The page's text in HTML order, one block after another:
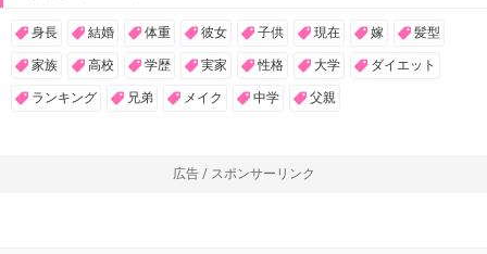
身長 結婚 体重 彼女 子供 現在 嫁 髪型
家族 高校 学歴 実家 性格 大学 ダイエット
ランキング 兄弟 メイク 中学 父親
広告 / スポンサーリンク